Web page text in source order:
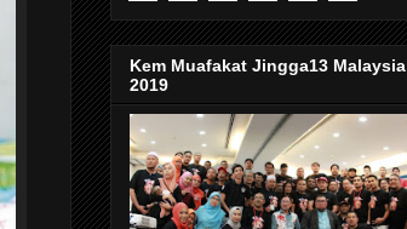
Kem Muafakat Jingga13 Malaysia
2019